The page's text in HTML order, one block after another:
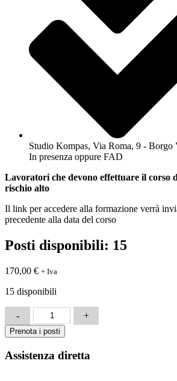
Studio Kompas, Via Roma, 9 - Borgo
In presenza oppure FAD
Lavoratori che devono effettuare il corso
rischio alto
Il link per accedere alla formazione verrà
precedente alla data del corso
Posti disponibili: 15
170,00 € + Iva
15 disponibili
-
Sicurezza
Modulo
Specifico
ALTO
+
Prenota i posti
Assistenza diretta